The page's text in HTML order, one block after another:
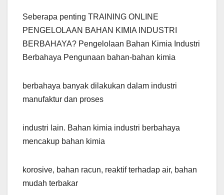
Seberapa penting TRAINING ONLINE
PENGELOLAAN BAHAN KIMIA INDUSTRI
BERBAHAYA? Pengelolaan Bahan Kimia Industri
Berbahaya Pengunaan bahan-bahan kimia
berbahaya banyak dilakukan dalam industri
manufaktur dan proses
industri lain. Bahan kimia industri berbahaya
mencakup bahan kimia
korosive, bahan racun, reaktif terhadap air, bahan
mudah terbakar